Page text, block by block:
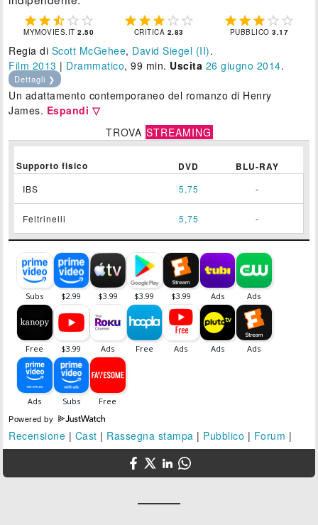
    
MYMOVIES.IT2.50
    
CRITICA 2.83
    
PUBBLICO3.17
Regia di Scott McGehee, David Siegel (II).
Film 2013 | Drammatico, 99 min. Uscita 26 giugno 2014.
Dettagli ❯
Un adattamento contemporaneo del romanzo di Henry
James. Espandi ▽
TROVA STREAMING
Supporto fisico DVD BLU-RAY
IBS 5,75 -
Feltrinelli 5,75 -
Powered by
Recensione | Cast | Rassegna stampa | Pubblico | Forum |